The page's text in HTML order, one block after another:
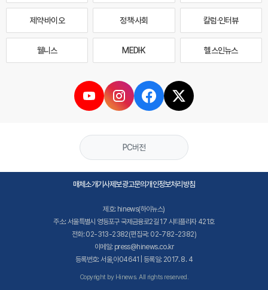
제약·바이오 정책·사회 칼럼·인터뷰
웰니스 MEDI·K 헬스인뉴스
PC버전
매체소개기사제보광고문의개인정보처리방침
제호: hinews(하이뉴스)
주소: 서울특별시 영등포구 국제금융로2길 17 시티플라자 421호
전화: 02-313-2382(편집국: 02-782-2382)
이메일: press@hinews.co.kr
등록번호: 서울,아04641 | 등록일: 2017. 8. 4
Copyright by Hinews. All rights reserved.